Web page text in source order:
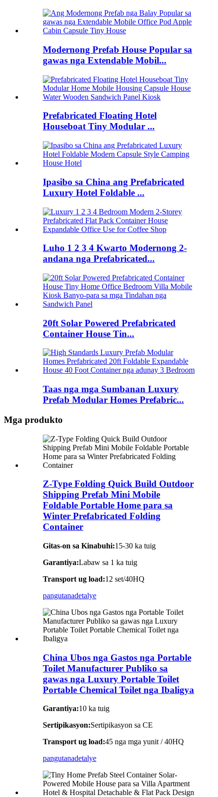
Modernong Prefab House Popular sa
gawas nga Extendable Mobil...
Prefabricated Floating Hotel
Houseboat Tiny Modular ...
Ipasibo sa China ang Prefabricated
Luxury Hotel Foldable ...
Luho 1 2 3 4 Kwarto Modernong 2-
andana nga Prefabricated...
20ft Solar Powered Prefabricated
Container House Tin...
Taas nga mga Sumbanan Luxury
Prefab Modular Homes Prefabric...
Mga produkto
Z-Type Folding Quick Build Outdoor
Shipping Prefab Mini Mobile
Foldable Portable Home para sa
Winter Prefabricated Folding
Container
Gitas-on sa Kinabuhi:15-30 ka tuig
Garantiya:Labaw sa 1 ka tuig
Transport ug load:12 set/40HQ
pangutanadetalye
China Ubos nga Gastos nga Portable
Toilet Manufacturer Publiko sa
gawas nga Luxury Portable Toilet
Portable Chemical Toilet nga Ibaligya
Garantiya:10 ka tuig
Sertipikasyon:Sertipikasyon sa CE
Transport ug load:45 nga mga yunit / 40HQ
pangutanadetalye